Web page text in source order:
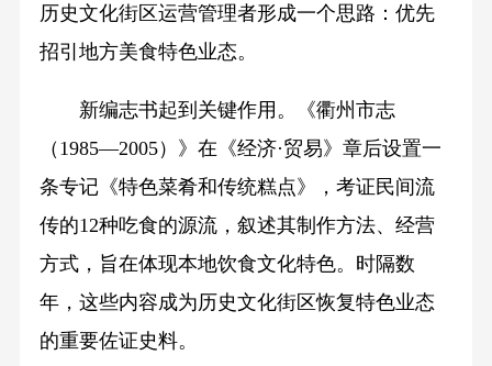
历史文化街区运营管理者形成一个思路：优先
招引地方美食特色业态。
新编志书起到关键作用。《衢州市志
（1985—2005）》在《经济·贸易》章后设置一
条专记《特色菜肴和传统糕点》，考证民间流
传的12种吃食的源流，叙述其制作方法、经营
方式，旨在体现本地饮食文化特色。时隔数
年，这些内容成为历史文化街区恢复特色业态
的重要佐证史料。